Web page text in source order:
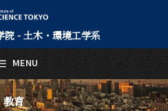
院 - 土木・環境工学系
教育
MENU
English